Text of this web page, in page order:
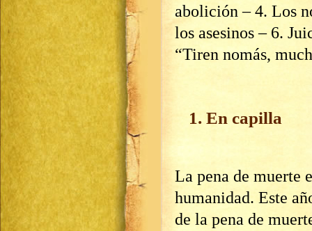
abolición – 4. Los
los asesinos – 6.
“Tiren nomás,
1. En capilla
La pena de muerte
humanidad. Este
de la pena de